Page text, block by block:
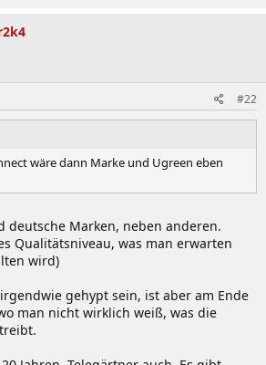
#22
wäre dann Marke und Ugreen eben
deutsche Marken, neben anderen.
Qualitätsniveau, was man erwarten
wird)
irgendwie gehypt sein, ist aber am Ende
man nicht wirklich weiß, was die